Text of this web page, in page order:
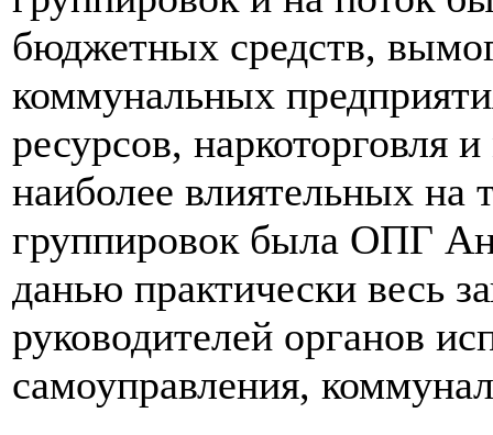
бюджетных средств,
коммунальных
ресурсов, наркоторговля
наиболее влиятельных на
группировок была ОПГ
данью практически весь
руководителей органов
самоуправления,